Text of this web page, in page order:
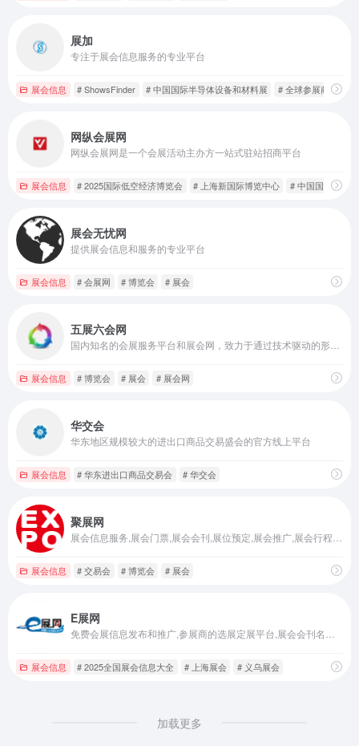
展加
专注于展会信息服务的专业平台
展会信息 # ShowsFinder # 中国国际半导体设备和材料展 # 全球参展商
网纵会展网
网纵会展网是一个会展活动主办方一站式驻站招商平台
展会信息 # 2025国际低空经济博览会 # 上海新国际博览中心 # 中国国际工业
展会无忧网
提供展会信息和服务的专业平台
展会信息 # 会展网 # 博览会 # 展会
五展六会网
展会信息 # 博览会 # 展会 # 展会网
华交会
华东地区规模较大的进出口商品交易盛会的官方线上平台
展会信息 # 华东进出口商品交易会 # 华交会
聚展网
展会信息 # 交易会 # 博览会 # 展会
E展网
展会信息 # 2025全国展会信息大全 # 上海展会 # 义乌展会
加载更多